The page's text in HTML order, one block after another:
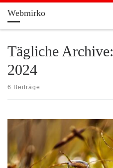
Zum Inhalt springen
Webmirko
Tägliche Archive:
2024
6 Beiträge